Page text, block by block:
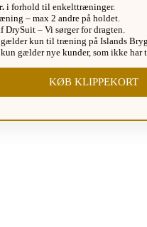
i forhold til enkelttræninger.
– max 2 andre på holdet.
DrySuit – Vi sørger for dragten.
kun til træning på Islands
gælder nye kunder, som ikke har
KØB KLIPPEKORT